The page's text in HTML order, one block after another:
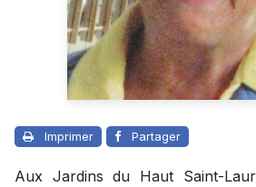
Imprimer Partager
Aux Jardins du Haut Saint-